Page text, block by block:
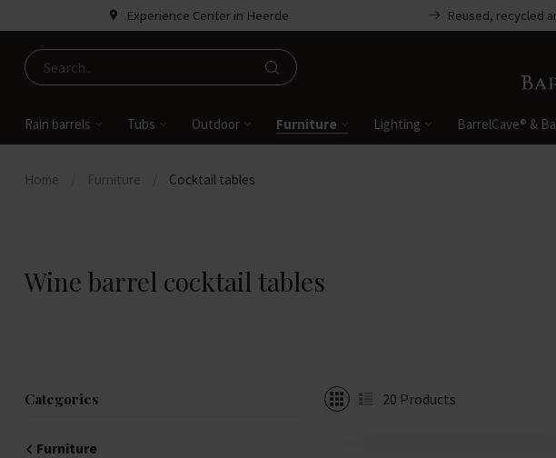
Experience Center in Heerde Reused, recycled
Rain barrels Tubs Outdoor Furniture Lighting BarrelCave® &
Home Furniture Cocktail tables
Wine barrel cocktail tables
Categories
Furniture
20 Products